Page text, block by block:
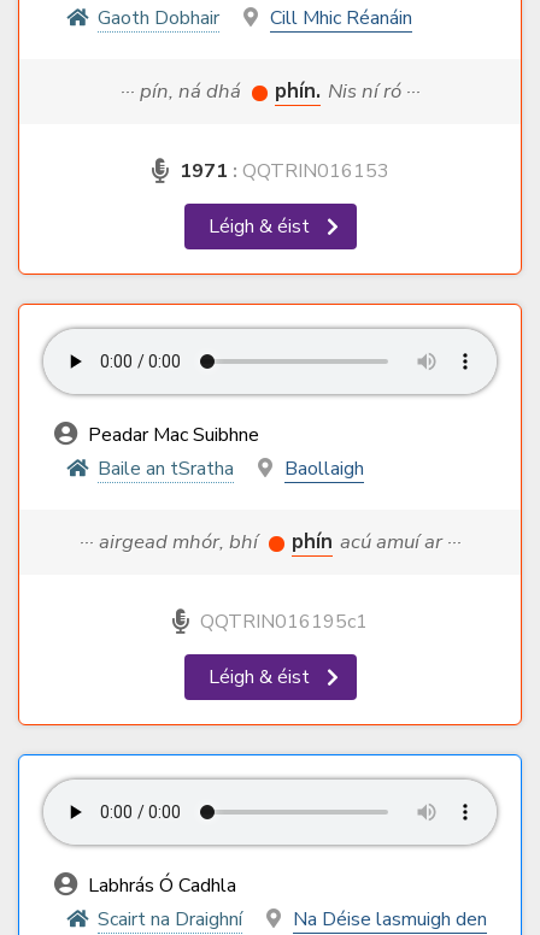
Gaoth Dobhair
Cill Mhic Réanáin
··· pín, ná dhá phín. Nis ní ró ···
1971 : QQTRIN016153
Léigh & éist
Peadar Mac Suibhne
Baile an tSratha
Baollaigh
··· airgead mhór, bhí phín acú amuí ar ···
QQTRIN016195c1
Léigh & éist
Labhrás Ó Cadhla
Scairt na Draighní
Na Déise lasmuigh den